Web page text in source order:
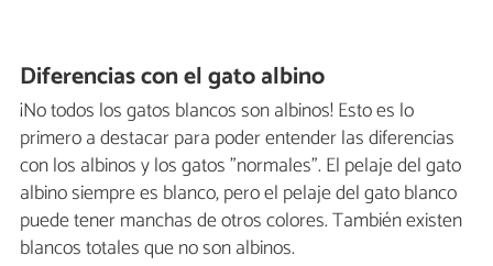
Diferencias con el gato albino
¡No todos los gatos blancos son albinos! Esto es lo
primero a destacar para poder entender las diferencias
con los albinos y los gatos "normales". El pelaje del gato
albino siempre es blanco, pero el pelaje del gato blanco
puede tener manchas de otros colores. También existen
blancos totales que no son albinos.